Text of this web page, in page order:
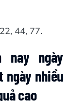
44, 77.
nay ngày
ngày nhiều
cao